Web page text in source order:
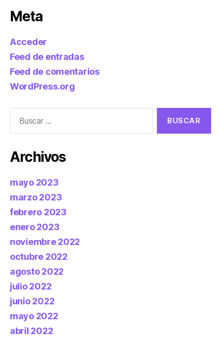
Meta
Acceder
Feed de entradas
Feed de comentarios
WordPress.org
Archivos
mayo 2023
marzo 2023
febrero 2023
enero 2023
noviembre 2022
octubre 2022
agosto 2022
julio 2022
junio 2022
mayo 2022
abril 2022